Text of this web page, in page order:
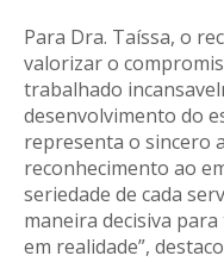
Para Dra. Taíssa, o
valorizar o
trabalhado
desenvolvimento do
representa o sincero
reconhecimento ao
seriedade de cada
maneira decisiva
em realidade”,